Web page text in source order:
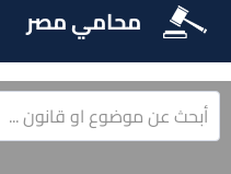
محامي مصر